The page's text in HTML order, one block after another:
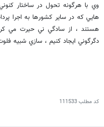
وي با هرگونه تحول در ساختار
هايي كه در ساير كشورها به اجرا
هستند ، از سادگي ني حيرت مي
دگرگوني ايجاد كنيم ، سازي شبيه
کد مطلب111533